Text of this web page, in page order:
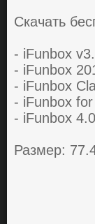
Скачать
-
-
- iFunbox
- iFunbox
- iFunbox
Размер: